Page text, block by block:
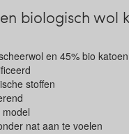
biologisch wol
en 45% bio katoen
stoffen
nat aan te voelen